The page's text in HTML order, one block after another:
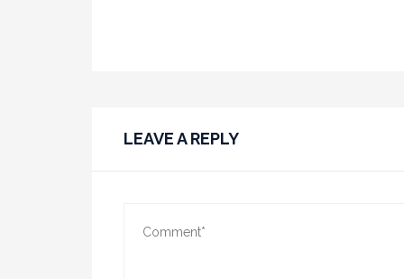
ΜΑΛΤΕΖΑΝΑ. Η ΑΝΑΛΗΨΗ
LEAVE A REPLY